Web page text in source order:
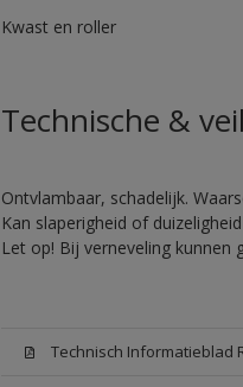
Kwast en roller
Technische &
Ontvlambaar, schadelijk.
Kan slaperigheid of
Let op! Bij verneveling kunnen
Technisch Informatieblad